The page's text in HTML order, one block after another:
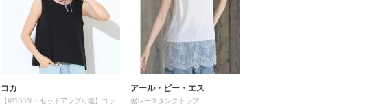
コカ
【綿100％・セットアップ可能】コッ
アール・ピー・エス
裾レースタンクトップ